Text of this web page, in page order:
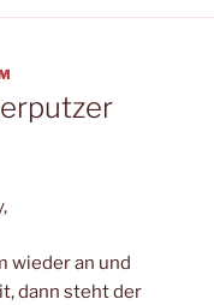
wieder an und
dann steht der